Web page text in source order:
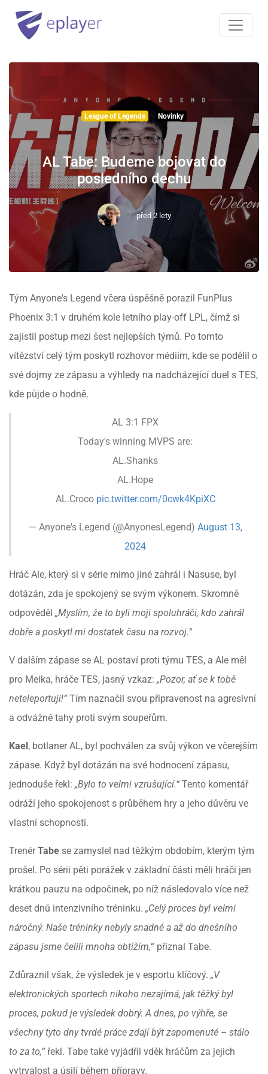
League of Legends Novinky
AL Tabe: Budeme bojovat do
posledního dechu
před 2 lety
Tým Anyone's Legend včera úspěšně porazil FunPlus
Phoenix 3:1 v druhém kole letního play-off LPL, čímž si
zajistil postup mezi šest nejlepších týmů. Po tomto
vítězství celý tým poskytl rozhovor médiím, kde se podělil o
své dojmy ze zápasu a výhledy na nadcházející duel s TES,
kde půjde o hodně.
AL 3:1 FPX
Today's winning MVPS are:
AL.Shanks
AL.Hope
AL.Croco pic.twitter.com/0cwk4KpiXC
— Anyone's Legend (@AnyonesLegend) August 13,
2024
Hráč Ale, který si v série mimo jiné zahrál i Nasuse, byl
dotázán, zda je spokojený se svým výkonem. Skromně
odpověděl „Myslím, že to byli moji spoluhráči, kdo zahrál
dobře a poskytl mi dostatek času na rozvoj.“
V dalším zápase se AL postaví proti týmu TES, a Ale měl
pro Meika, hráče TES, jasný vzkaz: „Pozor, ať se k tobě
neteleportuji!“Tím naznačil svou připravenost na agresivní
a odvážné tahy proti svým soupeřům.
Kael, botlaner AL, byl pochválen za svůj výkon ve včerejším
zápase. Když byl dotázán na své hodnocení zápasu,
jednoduše řekl: „Bylo to velmi vzrušující.“Tento komentář
odráží jeho spokojenost s průběhem hry a jeho důvěru ve
vlastní schopnosti.
TrenérTabe se zamyslel nad těžkým obdobím, kterým tým
prošel. Po sérii pěti porážek v základní části měli hráči jen
krátkou pauzu na odpočinek, po níž následovalo více než
deset dnů intenzivního tréninku. „Celý proces byl velmi
náročný. Naše tréninky nebyly snadné a až do dnešního
zápasu jsme čelili mnoha obtížím,“ přiznal Tabe.
Zdůraznil však, že výsledek je v esportu klíčový. „V
elektronických sportech nikoho nezajímá, jak těžký byl
proces, pokud je výsledek dobrý. A dnes, po výhře, se
všechny tyto dny tvrdé práce zdají být zapomenuté – stálo
to za to,“řekl. Tabe také vyjádřil vděk hráčům za jejich
vytrvalost a úsilí během přípravy.